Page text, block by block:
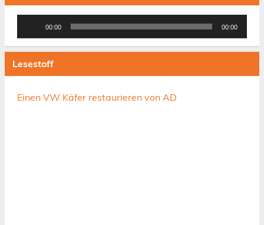
00:00 00:00
Lesestoff
Einen VW Käfer restaurieren von AD